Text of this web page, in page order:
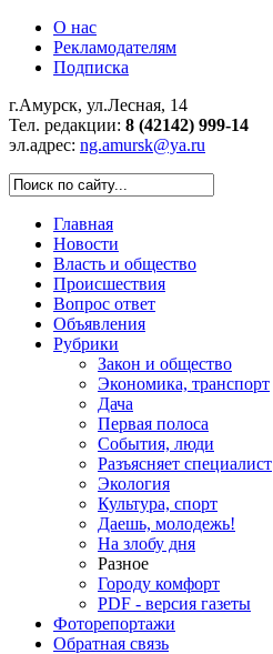
О нас
Рекламодателям
Подписка
г.Амурск, ул.Лесная, 14
Тел. редакции: 8 (42142) 999-14
эл.адрес: ng.amursk@ya.ru
Главная
Новости
Власть и общество
Происшествия
Вопрос ответ
Объявления
Рубрики
Закон и общество
Экономика, транспорт
Дача
Первая полоса
События, люди
Разъясняет специалист
Экология
Культура, спорт
Даешь, молодежь!
На злобу дня
Разное
Городу комфорт
PDF - версия газеты
Фоторепортажи
Обратная связь